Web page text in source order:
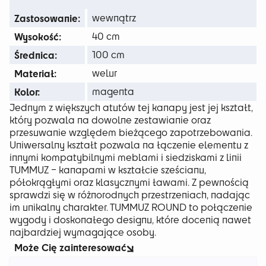
Zastosowanie: wewnątrz
Wysokość: 40 cm
Średnica: 100 cm
Materiał: welur
Kolor:
magenta
Jednym z większych atutów tej kanapy jest jej kształt,
który pozwala na dowolne zestawianie oraz
przesuwanie względem bieżącego zapotrzebowania.
Uniwersalny kształt pozwala na łączenie elementu z
innymi kompatybilnymi meblami i siedziskami z linii
TUMMUZ – kanapami w kształcie sześcianu,
półokrągłymi oraz klasycznymi ławami. Z pewnością
sprawdzi się w różnorodnych przestrzeniach, nadając
im unikalny charakter. TUMMUZ ROUND to połączenie
wygody i doskonałego designu, które docenią nawet
najbardziej wymagające osoby.
Może Cię zainteresować